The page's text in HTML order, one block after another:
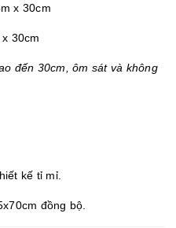
x 30cm
30cm
đến 30cm, ôm sát và không
kế tỉ mỉ.
đồng bộ.